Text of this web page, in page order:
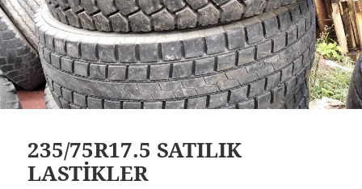
235/75R17.5 SATILIK
LASTİKLER